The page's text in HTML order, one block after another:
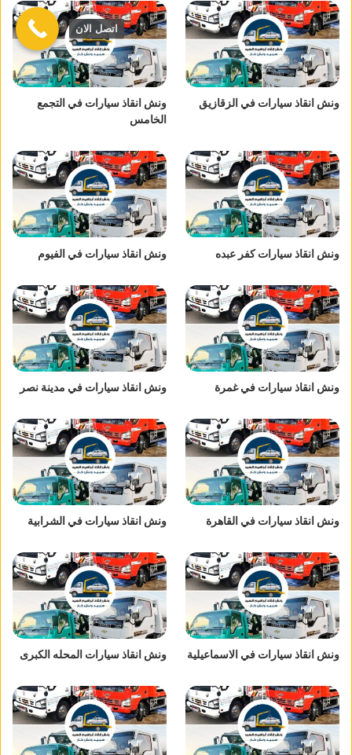
ونش انقاذ سيارات في الزقازيق
ونش انقاذ سيارات في التجمع
الخامس
ونش انقاذ سيارات كفر عبده ونش انقاذ سيارات في الفيوم
ونش انقاذ سيارات في غمرة ونش انقاذ سيارات في مدينة نصر
ونش انقاذ سيارات في القاهرة ونش انقاذ سيارات في الشرابية
ونش انقاذ سيارات في الاسماعيلية ونش انقاذ سيارات المحله الكبرى
اتصل الان